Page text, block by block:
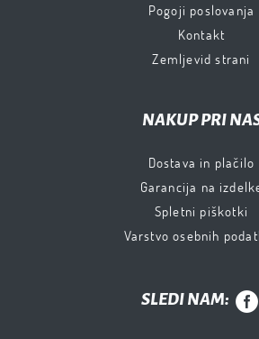
Pogoji poslovanja
Kontakt
Zemljevid strani
NAKUP PRI
Dostava in plačilo
Garancija na
Spletni piškotki
Varstvo osebnih
SLEDI NAM: